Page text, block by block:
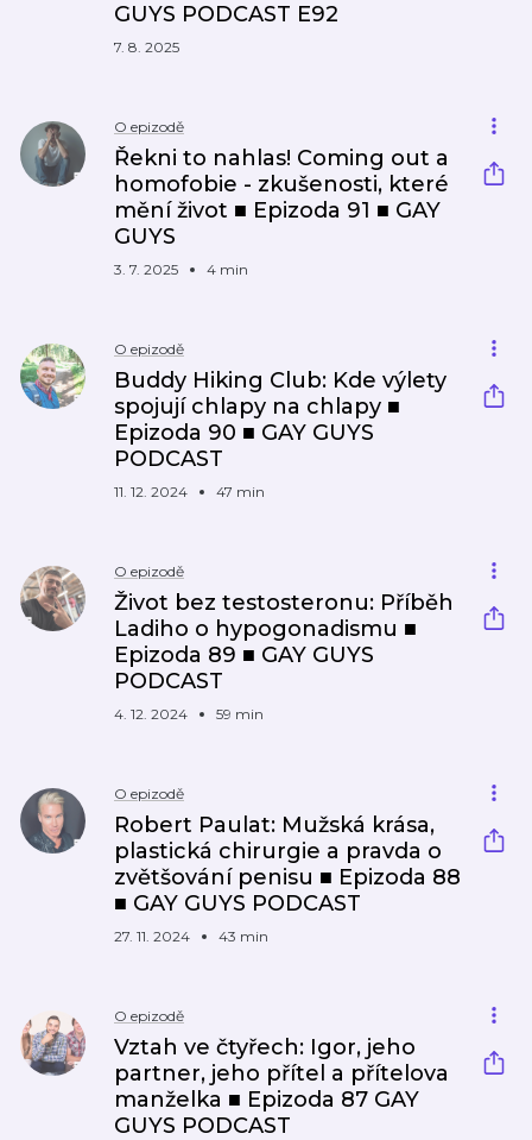
GUYS PODCAST E92
7. 8. 2025
O epizodě
Řekni to nahlas! Coming out a
homofobie - zkušenosti, které
mění život ■ Epizoda 91 ■ GAY
GUYS
3. 7. 2025 4 min
O epizodě
Buddy Hiking Club: Kde výlety
spojují chlapy na chlapy ■
Epizoda 90 ■ GAY GUYS
PODCAST
11. 12. 2024 47 min
O epizodě
Život bez testosteronu: Příběh
Ladiho o hypogonadismu ■
Epizoda 89 ■ GAY GUYS
PODCAST
4. 12. 2024 59 min
O epizodě
Robert Paulat: Mužská krása,
plastická chirurgie a pravda o
zvětšování penisu ■ Epizoda 88
■ GAY GUYS PODCAST
27. 11. 2024 43 min
O epizodě
Vztah ve čtyřech: Igor, jeho
partner, jeho přítel a přítelova
manželka ■ Epizoda 87 GAY
GUYS PODCAST